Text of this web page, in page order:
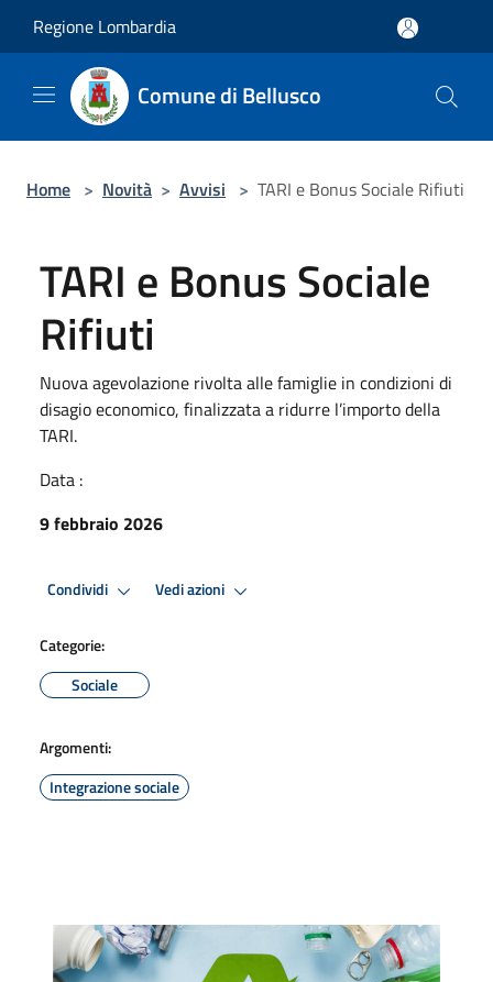
Regione Lombardia
Comune di Bellusco
Home > Novità > Avvisi > TARI e Bonus Sociale Rifiuti
TARI e Bonus Sociale
Rifiuti
Nuova agevolazione rivolta alle famiglie in condizioni di
disagio economico, finalizzata a ridurre l’importo della
TARI.
Data :
9 febbraio 2026
Condividi Vedi azioni
Categorie:
Sociale
Argomenti:
Integrazione sociale